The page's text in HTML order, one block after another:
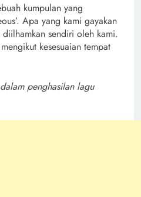
kumpulan yang
Apa yang kami gayakan
sendiri oleh kami.
kesesuaian tempat
penghasilan lagu